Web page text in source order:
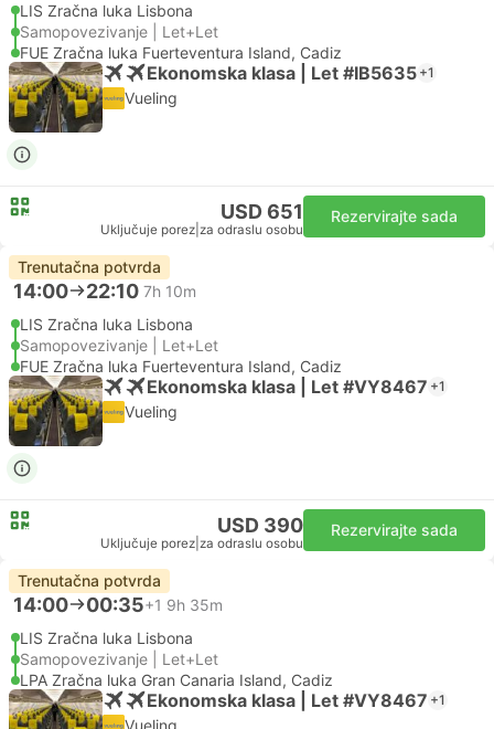
LIS Zračna luka Lisbona
Samopovezivanje | Let+Let
FUE Zračna luka Fuerteventura Island, Cadiz
Ekonomska klasa | Let #IB5635 +1
Vueling
USD 651
Uključuje porez za odraslu osobu
Rezervirajte sada
Trenutačna potvrda
14:00 22:10 7h 10m
LIS Zračna luka Lisbona
Samopovezivanje | Let+Let
FUE Zračna luka Fuerteventura Island, Cadiz
Ekonomska klasa | Let #VY8467 +1
Vueling
USD 390
Uključuje porez za odraslu osobu
Rezervirajte sada
Trenutačna potvrda
14:00 00:35+1 9h 35m
LIS Zračna luka Lisbona
Samopovezivanje | Let+Let
LPA Zračna luka Gran Canaria Island, Cadiz
Ekonomska klasa | Let #VY8467 +1
Vueling